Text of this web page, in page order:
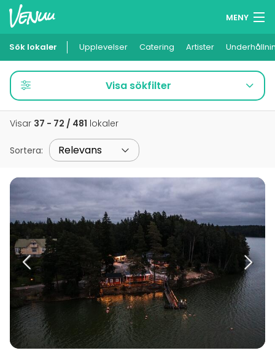
MENY
Minneslista
Logga in
Svenska
Sök lokaler Upplevelser Catering Artister
Visa sökfilter
Visar 37 - 72 / 481 lokaler
Sortera: